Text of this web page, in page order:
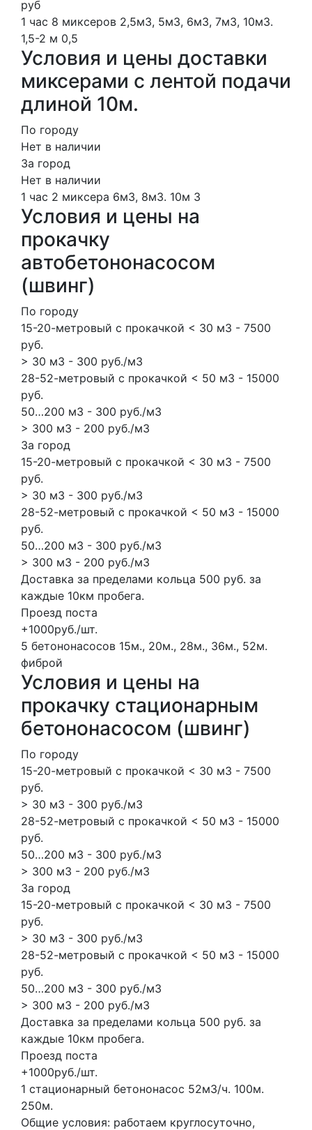
руб
1 час 8 миксеров 2,5м3, 5м3, 6м3, 7м3, 10м3.
1,5-2 м 0,5
Условия и цены доставки
миксерами с лентой подачи
длиной 10м.
По городу
Нет в наличии
За город
Нет в наличии
1 час 2 миксера 6м3, 8м3. 10м 3
Условия и цены на
прокачку
автобетононасосом
(швинг)
По городу
15-20-метровый с прокачкой < 30 м3 - 7500
руб.
> 30 м3 - 300 руб./м3
28-52-метровый с прокачкой < 50 м3 - 15000
руб.
50…200 м3 - 300 руб./м3
> 300 м3 - 200 руб./м3
За город
15-20-метровый с прокачкой < 30 м3 - 7500
руб.
> 30 м3 - 300 руб./м3
28-52-метровый с прокачкой < 50 м3 - 15000
руб.
50…200 м3 - 300 руб./м3
> 300 м3 - 200 руб./м3
Доставка за пределами кольца 500 руб. за
каждые 10км пробега.
Проезд поста
+1000руб./шт.
5 бетононасосов 15м., 20м., 28м., 36м., 52м.
фиброй
Условия и цены на
прокачку стационарным
бетононасосом (швинг)
По городу
15-20-метровый с прокачкой < 30 м3 - 7500
руб.
> 30 м3 - 300 руб./м3
28-52-метровый с прокачкой < 50 м3 - 15000
руб.
50…200 м3 - 300 руб./м3
> 300 м3 - 200 руб./м3
За город
15-20-метровый с прокачкой < 30 м3 - 7500
руб.
> 30 м3 - 300 руб./м3
28-52-метровый с прокачкой < 50 м3 - 15000
руб.
50…200 м3 - 300 руб./м3
> 300 м3 - 200 руб./м3
Доставка за пределами кольца 500 руб. за
каждые 10км пробега.
Проезд поста
+1000руб./шт.
1 стационарный бетононасос 52м3/ч. 100м.
250м.
Общие условия: работаем круглосуточно,